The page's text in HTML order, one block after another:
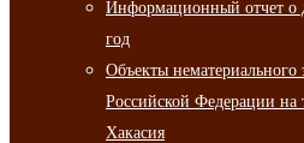
Информационный отчет о
год
Объекты нематериального
Российской Федерации на
Хакасия